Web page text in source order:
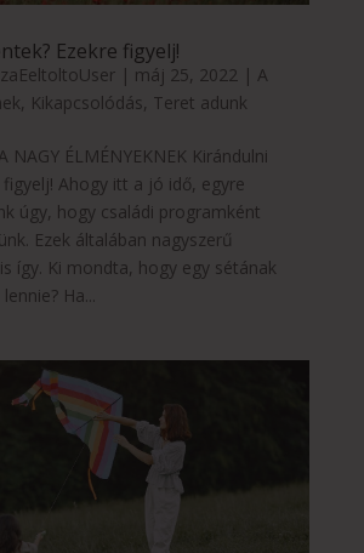
Ezekre figyelj!
| máj 25, 2022 | A
, Kikapcsolódás, Teret adunk
NAGY ÉLMÉNYEKNEK Kirándulni
figyelj! Ahogy itt a jó idő, egyre
úgy, hogy családi programként
Ezek általában nagyszerű
így. Ki mondta, hogy egy sétának
Ha...